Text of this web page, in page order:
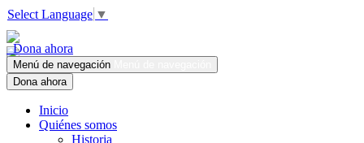
Select Language ▼
Dona ahora
Menú de navegación
Dona ahora
Inicio
Quiénes somos
Historia